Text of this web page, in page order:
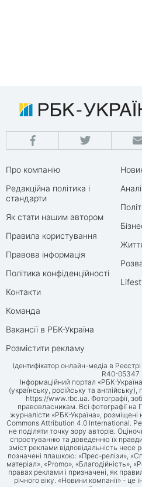
Про компанію
Редакційна політика і
стандарти
Як стати нашим автором
Правила користування
Правова інформація
Політика конфіденційності
Контакти
Команда
Вакансії в РБК-Україна
Розмістити рекламу
Ідентифікатор онлайн-медіа в
R40-05347
Інформаційний портал «РБК-
(українську, російську та
https://www.rbc.ua. Фотографії,
правовласникам. Всі фотографії на
журналісти «РБК-Україна», розміщені
Commons Attribution 4.0 International.
не поділяти точку зору авторів.
спростуванню та доведенню їх
зміст реклами відповідальність
позначені плашкою: «Прес-релізи»,
матеріал», «Promo», «Благодійність»,
правах реклами і призначені, як
річного віку. «Новини компанії» -